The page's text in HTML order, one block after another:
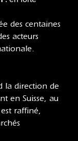
des centaines
acteurs
la direction de
en Suisse, au
raffiné,